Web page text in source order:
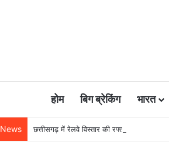
होम बिग ब्रेकिंग भारत
छत्तीसगढ़ में रेलवे विस्तार की रफ्तार तेज, बजट